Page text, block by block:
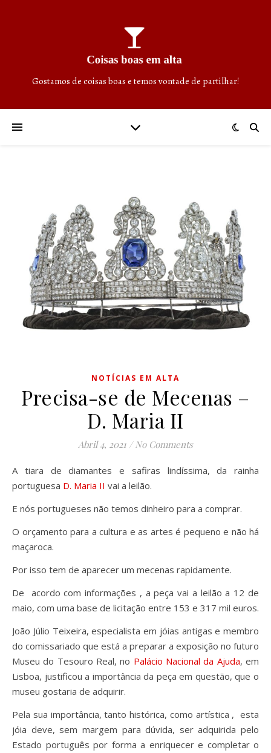
Gostamos de coisas boas e temos vontade de partilhar!
NOTÍCIAS EM ALTA
Precisa-se de Mecenas –
D. Maria II
Abril 4, 2021 / No Comments
A tiara de diamantes e safiras lindíssima, da rainha
portuguesa D. Maria II vai a leilão.
E nós portugueses não temos dinheiro para a comprar.
O orçamento para a cultura e as artes é pequeno e não há
maçaroca.
Por isso tem de aparecer um mecenas rapidamente.
De acordo com informações , a peça vai a leilão a 12 de
maio, com uma base de licitação entre 153 e 317 mil euros.
João Júlio Teixeira, especialista em jóias antigas e membro
do comissariado que está a preparar a exposição no futuro
Museu do Tesouro Real, no Palácio Nacional da Ajuda, em
Lisboa, justificou a importância da peça em questão, que o
museu gostaria de adquirir.
Pela sua importância, tanto histórica, como artística , esta
jóia deve, sem margem para dúvida, ser adquirida pelo
Estado português por forma a enriquecer e completar o